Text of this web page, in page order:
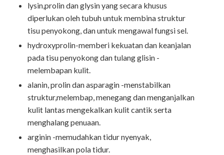
lysin,prolin dan glysin yang secara khusus
diperlukan oleh tubuh untuk membina struktur
tisu penyokong, dan untuk mengawal fungsi sel.
hydroxyprolin-memberi kekuatan dan keanjalan
pada tisu penyokong dan tulang glisin -
melembapan kulit.
alanin, prolin dan asparagin -menstabilkan
struktur,melembap, menegang dan menganjalkan
kulit lantas mengekalkan kulit cantik serta
menghalang penuaan.
arginin -memudahkan tidur nyenyak,
menghasilkan pola tidur.